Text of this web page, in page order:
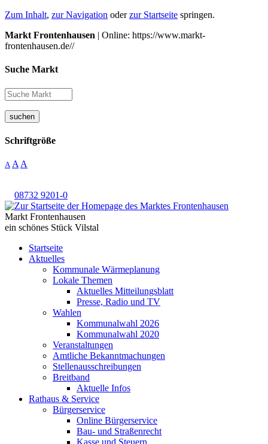
Zum Inhalt, zur Navigation oderzur Startseite springen.
Markt Frontenhausen | Online: https://www.markt-
frontenhausen.de//
Suche Markt
suchen
Schriftgröße
A A A
08732 9201-0
Markt Frontenhausen
ein schönes Stück Vilstal
Startseite
Aktuelles
Kommunale Wärmeplanung
Lokale Themen
Aktuelles Mitteilungsblatt
Presse, Radio und TV
Wahlen
Kommunalwahl 2026
Kommunalwahl 2020
Veranstaltungen
Amtliche Bekanntmachungen
Stellenausschreibungen
Breitband
Aktuelle Infos
Rathaus & Service
Bürgerservice
Online Bürgerservice
Bau- und Straßenrecht
Kasse und Steuern